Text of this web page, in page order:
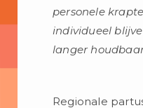
personele
individueel
langer
Regionale